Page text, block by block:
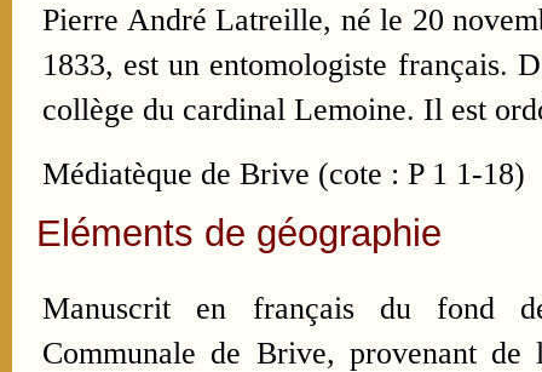
Pierre André Latreille, né le 20
1833, est un entomologiste français.
collège du cardinal Lemoine. Il est
Médiatèque de Brive (cote : P 1 1-18)
Eléments de géographie
Manuscrit en français du fond
Communale de Brive, provenant de